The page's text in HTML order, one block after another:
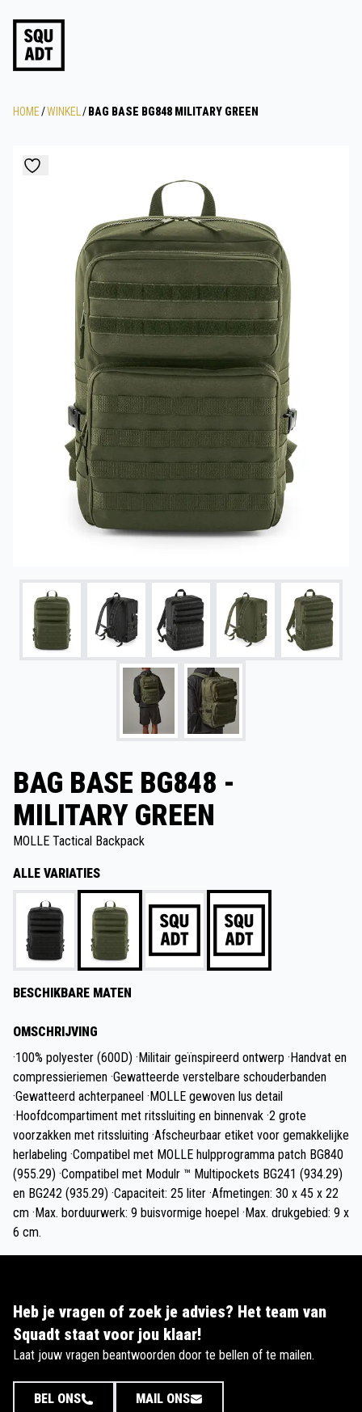
HOME/WINKEL / BAG BASE BG848 MILITARY GREEN
BAG BASE BG848 -
MILITARY GREEN
MOLLE Tactical Backpack
ALLE VARIATIES
BESCHIKBARE MATEN
OMSCHRIJVING
·100% polyester (600D) ·Militair geïnspireerd ontwerp ·Handvat en
compressieriemen ·Gewatteerde verstelbare schouderbanden
·Gewatteerd achterpaneel ·MOLLE gewoven lus detail
·Hoofdcompartiment met ritssluiting en binnenvak ·2 grote
voorzakken met ritssluiting ·Afscheurbaar etiket voor gemakkelijke
herlabeling ·Compatibel met MOLLE hulpprogramma patch BG840
(955.29) ·Compatibel met Modulr ™ Multipockets BG241 (934.29)
en BG242 (935.29) ·Capaciteit: 25 liter ·Afmetingen: 30 x 45 x 22
cm ·Max. borduurwerk: 9 buisvormige hoepel ·Max. drukgebied: 9 x
6 cm.
Heb je vragen of zoek je advies? Het team van
Squadt staat voor jou klaar!
Laat jouw vragen beantwoorden door te bellen of te mailen.
BEL ONS MAIL ONS